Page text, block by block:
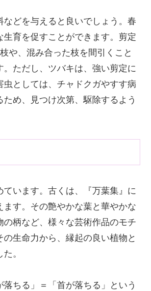
どを与えると良いでしょう。春
育を促すことができます。剪定
や、混み合った枝を間引くこと
ただし、ツバキは、強い剪定に
としては、チャドクガやすす病
め、見つけ次第、駆除するよう
います。古くは、『万葉集』に
す。その艶やかな葉と華やかな
柄など、様々な芸術作品のモチ
生命力から、縁起の良い植物と
。
ちる」＝「首が落ちる」という